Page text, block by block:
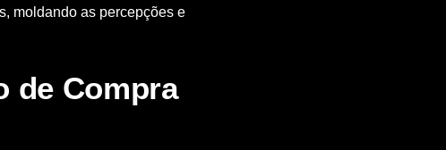
moldando as percepções e
de Compra